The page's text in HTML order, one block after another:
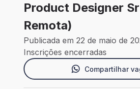
Product Designer
Remota)
Publicada em 22 de maio de
Inscrições encerradas
Compartilhar